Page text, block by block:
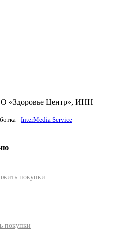
«Здоровье Центр», ИНН
- InterMedia Service
покупки
покупки